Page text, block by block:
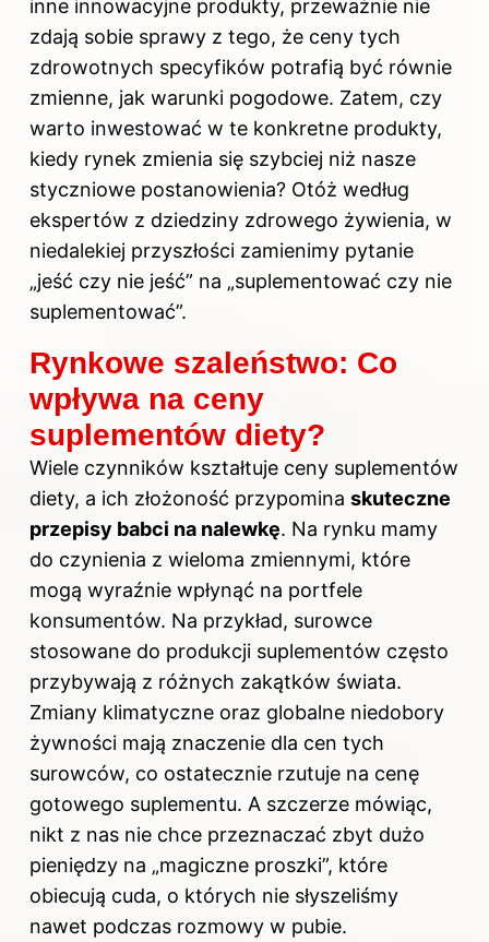
inne innowacyjne produkty, przeważnie nie
zdają sobie sprawy z tego, że ceny tych
zdrowotnych specyfików potrafią być równie
zmienne, jak warunki pogodowe. Zatem, czy
warto inwestować w te konkretne produkty,
kiedy rynek zmienia się szybciej niż nasze
styczniowe postanowienia? Otóż według
ekspertów z dziedziny zdrowego żywienia, w
niedalekiej przyszłości zamienimy pytanie
„jeść czy nie jeść” na „suplementować czy nie
suplementować”.
Rynkowe szaleństwo: Co
wpływa na ceny
suplementów diety?
Wiele czynników kształtuje ceny suplementów
diety, a ich złożoność przypomina skuteczne
przepisy babci na nalewkę. Na rynku mamy
do czynienia z wieloma zmiennymi, które
mogą wyraźnie wpłynąć na portfele
konsumentów. Na przykład, surowce
stosowane do produkcji suplementów często
przybywają z różnych zakątków świata.
Zmiany klimatyczne oraz globalne niedobory
żywności mają znaczenie dla cen tych
surowców, co ostatecznie rzutuje na cenę
gotowego suplementu. A szczerze mówiąc,
nikt z nas nie chce przeznaczać zbyt dużo
pieniędzy na „magiczne proszki”, które
obiecują cuda, o których nie słyszeliśmy
nawet podczas rozmowy w pubie.